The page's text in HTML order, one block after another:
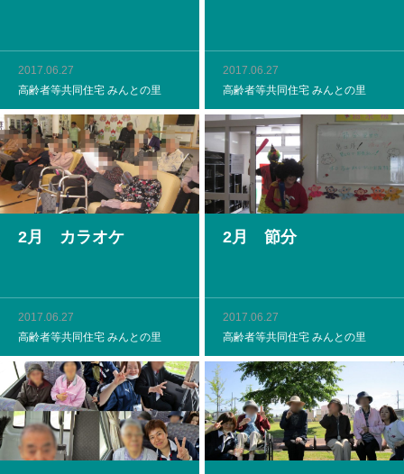
2017.06.27
高齢者等共同住宅 みんとの里
2017.06.27
高齢者等共同住宅 みんとの里
2月 カラオケ
2017.06.27
高齢者等共同住宅 みんとの里
2月 節分
2017.06.27
高齢者等共同住宅 みんとの里